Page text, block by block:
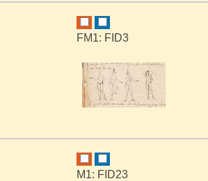
FM1: FID3
M1: FID23